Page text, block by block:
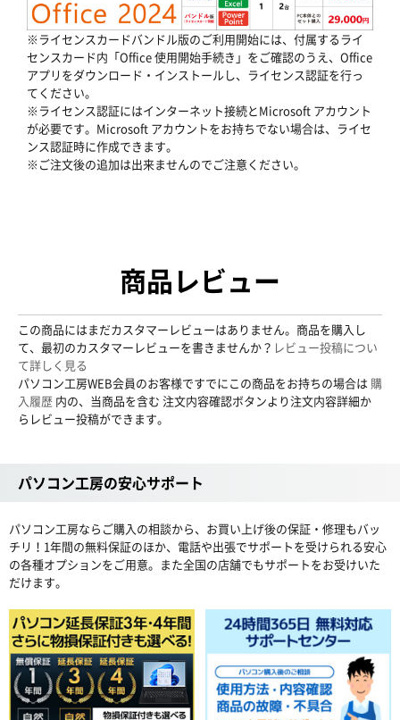
※ライセンスカードバンドル版のご利用開始には、付属するライ
センスカード内「Office 使用開始手続き」をご確認のうえ、Office
アプリをダウンロード・インストールし、ライセンス認証を行っ
てください。
※ライセンス認証にはインターネット接続とMicrosoft アカウント
が必要です。Microsoft アカウントをお持ちでない場合は、ライセ
ンス認証時に作成できます。
※ご注文後の追加は出来ませんのでご注意ください。
商品レビュー
この商品にはまだカスタマーレビューはありません。商品を購入し
て、最初のカスタマーレビューを書きませんか？ レビュー投稿につい
て詳しく見る
パソコン工房WEB会員のお客様ですでにこの商品をお持ちの場合は 購
入履歴 内の、当商品を含む 注文内容確認ボタンより注文内容詳細か
らレビュー投稿ができます。
パソコン工房の安心サポート
パソコン工房ならご購入の相談から、お買い上げ後の保証・修理もバッ
チリ！1年間の無料保証のほか、電話や出張でサポートを受けられる安心
の各種オプションをご用意。また全国の店舗でもサポートをお受けいた
だけます。